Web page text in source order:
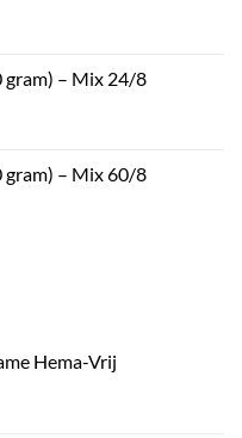
gram) – Mix 24/8
gram) – Mix 60/8
Hema-Vrij